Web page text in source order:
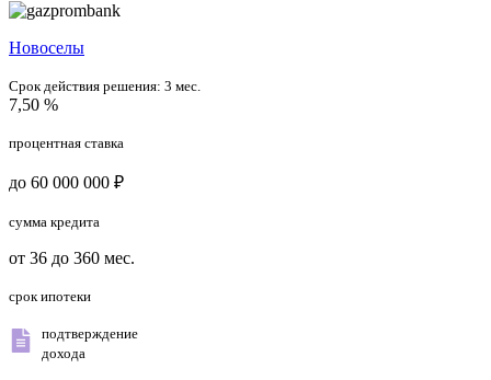
Новоселы
Срок действия решения: 3 мес.
7,50 %
процентная ставка
до 60 000 000 ₽
сумма кредита
от 36 до 360 мес.
срок ипотеки
подтверждение
дохода